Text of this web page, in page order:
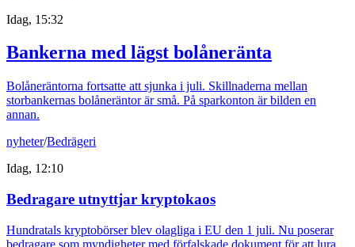
Idag, 15:32
Bankerna med lägst bolåneränta
Bolåneräntorna fortsatte att sjunka i juli. Skillnaderna mellan
storbankernas bolåneräntor är små. På sparkonton är bilden en
annan.
nyheter/Bedrägeri
Idag, 12:10
Bedragare utnyttjar kryptokaos
Hundratals kryptobörser blev olagliga i EU den 1 juli. Nu poserar
bedragare som myndigheter med förfalskade dokument för att lura